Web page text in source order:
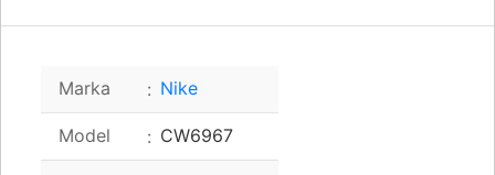
Marka Nike
Model CW6967